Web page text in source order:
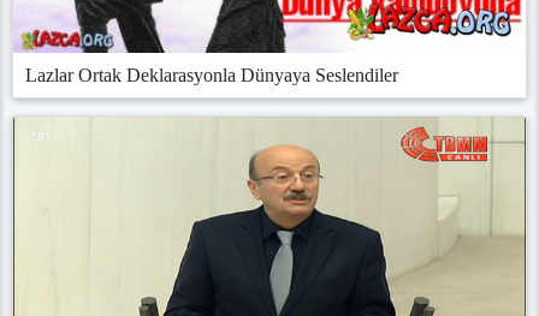
Lazlar Ortak Deklarasyonla Dünyaya Seslendiler